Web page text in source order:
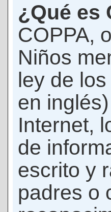
¿Qué es
COPPA,
Niños
ley de
en
Internet,
de
escrito y
padres o